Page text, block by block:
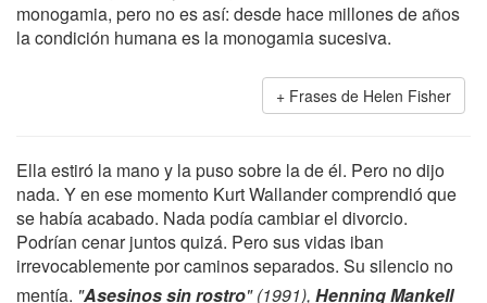
monogamia, pero no es así: desde hace millones de años
la condición humana es la monogamia sucesiva.
Frases de Helen Fisher
Ella estiró la mano y la puso sobre la de él. Pero no dijo
nada. Y en ese momento Kurt Wallander comprendió que
se había acabado. Nada podía cambiar el divorcio.
Podrían cenar juntos quizá. Pero sus vidas iban
irrevocablemente por caminos separados. Su silencio no
mentía. "Asesinos sin rostro" (1991), Henning Mankell